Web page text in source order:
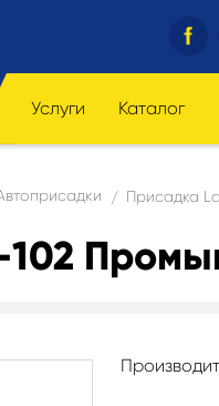
Услуги Каталог
/ Присадка